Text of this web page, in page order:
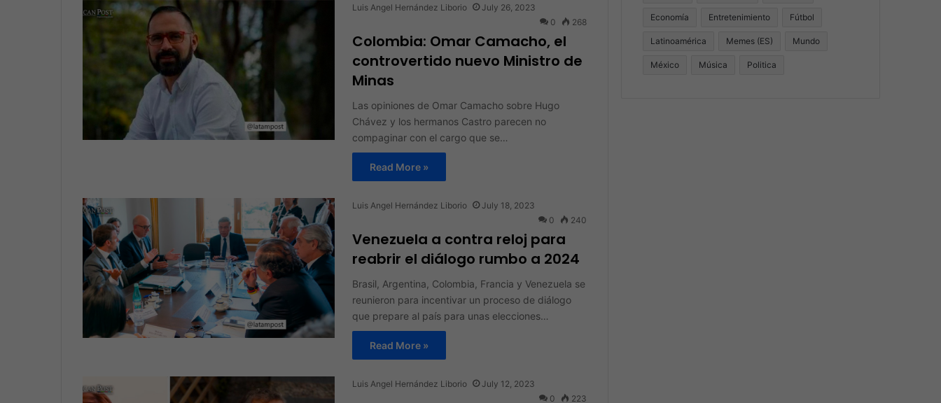
Luis Angel Hernández Liborio
July 26, 2023
0
268
Colombia: Omar Camacho, el
controvertido nuevo Ministro de
Minas
Las opiniones de Omar Camacho sobre Hugo
Chávez y los hermanos Castro parecen no
compaginar con el cargo que se…
Read More »
Luis Angel Hernández Liborio
July 18, 2023
0
240
Venezuela a contra reloj para
reabrir el diálogo rumbo a 2024
Brasil, Argentina, Colombia, Francia y Venezuela se
reunieron para incentivar un proceso de diálogo
que prepare al país para unas elecciones…
Read More »
Luis Angel Hernández Liborio
July 12, 2023
0
223
Economía Entretenimiento Fútbol
Latinoamérica Memes (ES) Mundo
México Música Politica